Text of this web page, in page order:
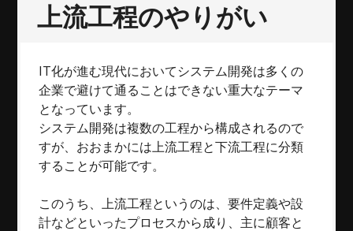
上流工程のやりがい
IT化が進む現代においてシステム開発は多くの
企業で避けて通ることはできない重大なテーマ
となっています。
システム開発は複数の工程から構成されるので
すが、おおまかには上流工程と下流工程に分類
することが可能です。
このうち、上流工程というのは、要件定義や設
計などといったプロセスから成り、主に顧客と